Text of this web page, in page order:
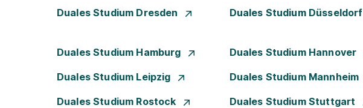
Duales Studium Dresden Duales Studium Düsseldorf
Duales Studium Hamburg Duales Studium Hannover
Duales Studium Leipzig Duales Studium Mannheim
Duales Studium Rostock Duales Studium Stuttgart